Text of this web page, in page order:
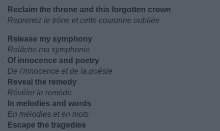
Reclaim the throne and this forgotten crown
Reprenez le trône et cette couronne oubliée
Release my symphony
Relâche ma symphonie
Of innocence and poetry
De l'innocence et de la poésie
Reveal the remedy
Révéler le remède
In melodies and words
En mélodies et en mots
Escape the tragedies